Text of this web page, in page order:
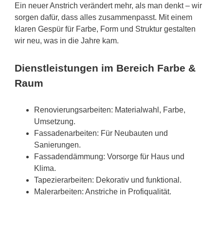
Ein neuer Anstrich verändert mehr, als man denkt – wir
sorgen dafür, dass alles zusammenpasst. Mit einem
klaren Gespür für Farbe, Form und Struktur gestalten
wir neu, was in die Jahre kam.
Dienstleistungen im Bereich Farbe &
Raum
Renovierungsarbeiten: Materialwahl, Farbe,
Umsetzung.
Fassadenarbeiten: Für Neubauten und
Sanierungen.
Fassadendämmung: Vorsorge für Haus und
Klima.
Tapezierarbeiten: Dekorativ und funktional.
Malerarbeiten: Anstriche in Profiqualität.